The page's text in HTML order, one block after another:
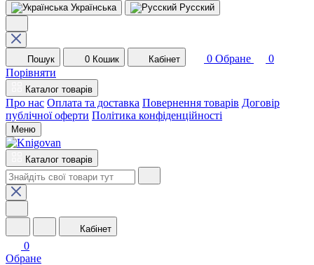
Українська Русский
Пошук 0 Кошик Кабінет 0 Обране
0
Порівняти
Каталог товарів
Про нас Оплата та доставка Повернення товарів Договір
публічної оферти Політика конфіденційності
Меню
Каталог товарів
Кабінет
0
Обране